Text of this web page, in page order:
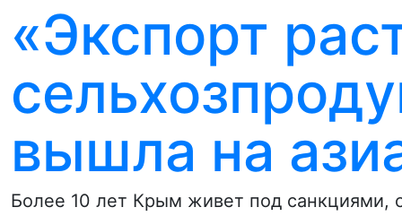
«Экспорт
вышла на
Более 10 лет Крым живет под санкциями,